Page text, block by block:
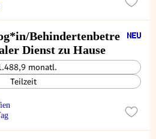
Behindertenbetre
Dienst zu Hause
monatl.
Teilzeit